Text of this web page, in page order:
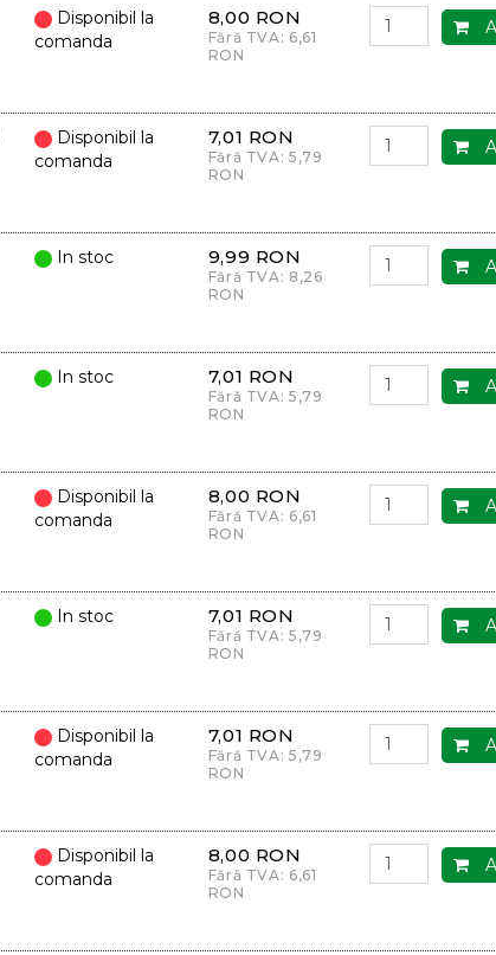
Disponibil la
comanda
8,00 RON
Fără TVA: 6,61
RON
Disponibil la
comanda
7,01 RON
Fără TVA: 5,79
RON
In stoc 9,99 RON
Fără TVA: 8,26
RON
In stoc 7,01 RON
Fără TVA: 5,79
RON
Disponibil la
comanda
8,00 RON
Fără TVA: 6,61
RON
In stoc 7,01 RON
Fără TVA: 5,79
RON
Disponibil la
comanda
7,01 RON
Fără TVA: 5,79
RON
Disponibil la
comanda
8,00 RON
Fără TVA: 6,61
RON